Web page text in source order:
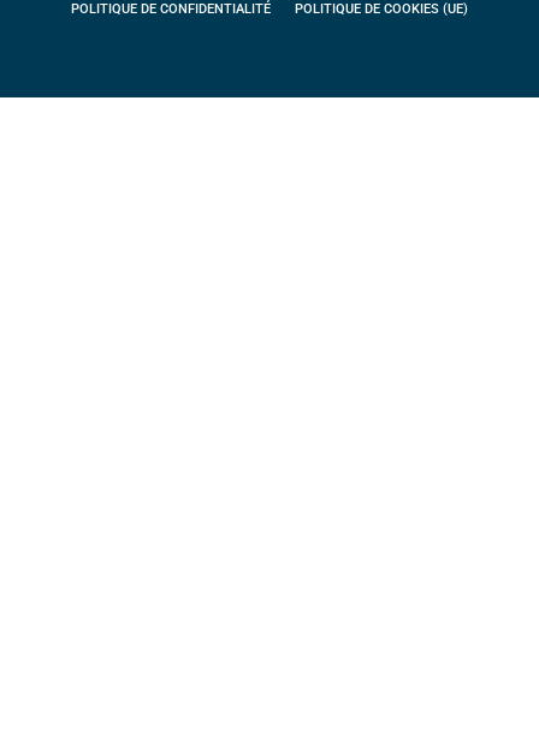
POLITIQUE DE CONFIDENTIALITÉ
POLITIQUE DE COOKIES (UE)